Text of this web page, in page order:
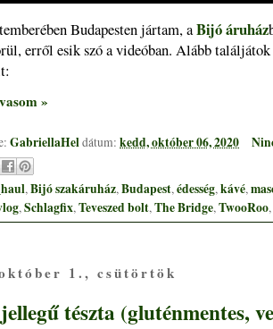
Budapesten jártam, aBijó áruház
erről esik szó a videóban. Alább
»
GabriellaHeldátum: kedd, október 06, 2020
_haul,Bijó szakáruház,Budapest,édesség,kávé,
,Schlagfix,Teveszed bolt,The Bridge,TwooRoo,
1., csütörtök
tészta (gluténmentes,